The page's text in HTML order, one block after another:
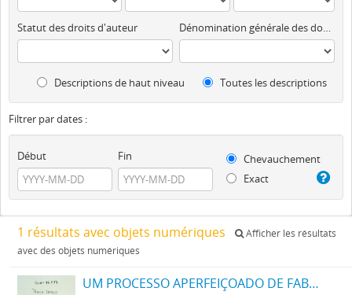
Statut des droits d'auteur Dénomination générale des documents
Descriptions de haut niveau Toutes les descriptions
Filtrer par dates :
Début Fin
Chevauchement
Exact
1 résultats avec objets numériques
Afficher les résultats
avec des objets numériques
UM PROCESSO APERFEIÇOADO DE FABRICAÇÃO DE TINTAS PRETAS DE ENXOFRE